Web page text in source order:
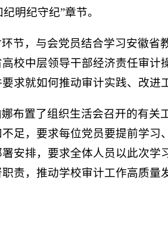
明纪守纪”章节。
节，与会党员结合学习安徽省
校中层领导干部经济责任审
求就如何推动审计实践、改进
布置了组织生活会召开的有关
足，要求每位党员要提前学
安排，要求全体人员以此次
责，推动学校审计工作高质量